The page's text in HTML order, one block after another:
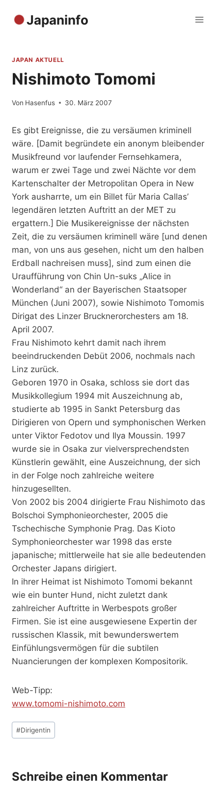
Inhalt
Japaninfo
JAPAN AKTUELL
Nishimoto Tomomi
Von Hasenfus 30. März 2007
Es gibt Ereignisse, die zu versäumen kriminell
wäre. [Damit begründete ein anonym bleibender
Musikfreund vor laufender Fernsehkamera,
warum er zwei Tage und zwei Nächte vor dem
Kartenschalter der Metropolitan Opera in New
York ausharrte, um ein Billet für Maria Callas’
legendären letzten Auftritt an der MET zu
ergattern.] Die Musikereignisse der nächsten
Zeit, die zu versäumen kriminell wäre [und denen
man, von uns aus gesehen, nicht um den halben
Erdball nachreisen muss], sind zum einen die
Uraufführung von Chin Un-suks „Alice in
Wonderland“ an der Bayerischen Staatsoper
München (Juni 2007), sowie Nishimoto Tomomis
Dirigat des Linzer Brucknerorchesters am 18.
April 2007.
Frau Nishimoto kehrt damit nach ihrem
beeindruckenden Debüt 2006, nochmals nach
Linz zurück.
Geboren 1970 in Osaka, schloss sie dort das
Musikkollegium 1994 mit Auszeichnung ab,
studierte ab 1995 in Sankt Petersburg das
Dirigieren von Opern und symphonischen Werken
unter Viktor Fedotov und Ilya Moussin. 1997
wurde sie in Osaka zur vielversprechendsten
Künstlerin gewählt, eine Auszeichnung, der sich
in der Folge noch zahlreiche weitere
hinzugesellten.
Von 2002 bis 2004 dirigierte Frau Nishimoto das
Bolschoi Symphonieorchester, 2005 die
Tschechische Symphonie Prag. Das Kioto
Symphonieorchester war 1998 das erste
japanische; mittlerweile hat sie alle bedeutenden
Orchester Japans dirigiert.
In ihrer Heimat ist Nishimoto Tomomi bekannt
wie ein bunter Hund, nicht zuletzt dank
zahlreicher Auftritte in Werbespots großer
Firmen. Sie ist eine ausgewiesene Expertin der
russischen Klassik, mit bewunderswertem
Einfühlungsvermögen für die subtilen
Nuancierungen der komplexen Kompositorik.
Web-Tipp:
www.tomomi-nishimoto.com
Schlagworte:
#Dirigentin
Schreibe einen Kommentar